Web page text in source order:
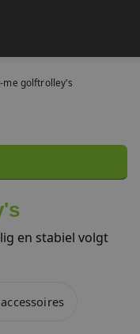
me golftrolley's
en stabiel volgt